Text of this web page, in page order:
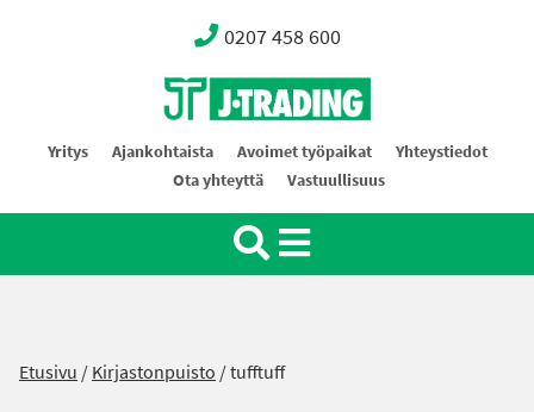
0207 458 600
Oy J-Trading Ab
Yritys Ajankohtaista Avoimet työpaikat
Yhteystiedot
Ota yhteyttä
Vastuullisuus
Etusivu /Kirjastonpuisto /tufftuff